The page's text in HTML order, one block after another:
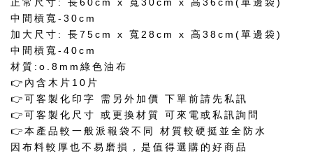
中間槓寬-30cm
加大尺寸: 長75cm x 寬28cm x 高38cm(單邊袋)
中間槓寬-40cm
材質:o.8mm綠色油布
👉內含木片10片
👉可客製化印字 需另外加價 下單前請先私訊
👉可客製化尺寸 或更換材質 可來電或私訊詢問
👉本產品較一般派報袋不同 材質較硬挺並全防水
因布料較厚也不易磨損，是值得選購的好商品